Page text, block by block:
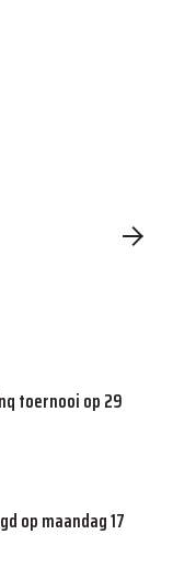
toernooi op 29
op maandag 17